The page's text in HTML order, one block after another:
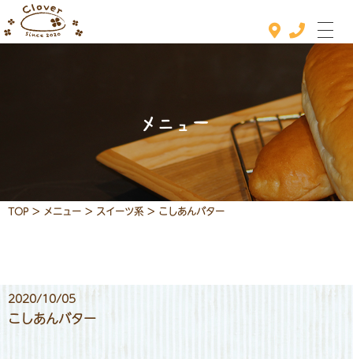
ホーム
おすすめメニュー
メニュー
メニュー
TOP > メニュー > スイーツ系 > こしあんバター
2020/10/05
こしあんバター